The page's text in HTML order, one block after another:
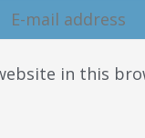
in this